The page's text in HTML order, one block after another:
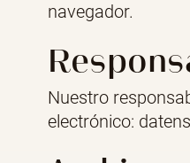
navegador.
Nuestro
electrónico: